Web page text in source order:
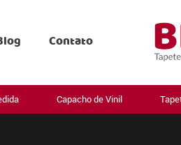
Contato
Capacho de Vinil